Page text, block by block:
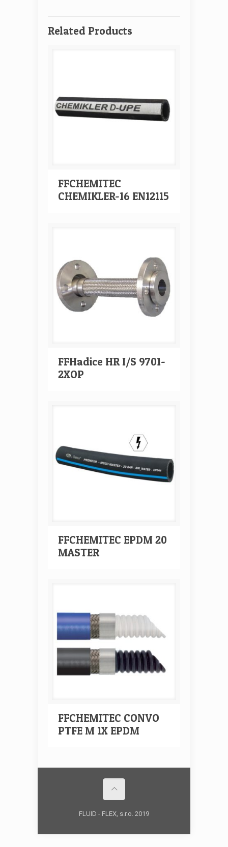
Related Products
FFCHEMITEC
CHEMIKLER-16 EN12115
FFHadice HR I/S 9701-
2XOP
FFCHEMITEC EPDM 20
MASTER
FFCHEMITEC CONVO
PTFE M 1X EPDM
FLUID - FLEX, s.r.o. 2019